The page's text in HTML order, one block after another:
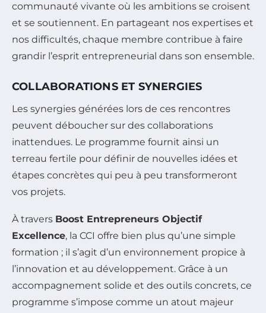
communauté vivante où les ambitions se croisent
et se soutiennent. En partageant nos expertises et
nos difficultés, chaque membre contribue à faire
grandir l’esprit entrepreneurial dans son ensemble.
COLLABORATIONS ET SYNERGIES
Les synergies générées lors de ces rencontres
peuvent déboucher sur des collaborations
inattendues. Le programme fournit ainsi un
terreau fertile pour définir de nouvelles idées et
étapes concrètes qui peu à peu transformeront
vos projets.
À travers Boost Entrepreneurs Objectif
Excellence, la CCI offre bien plus qu’une simple
formation ; il s’agit d’un environnement propice à
l’innovation et au développement. Grâce à un
accompagnement solide et des outils concrets, ce
programme s’impose comme un atout majeur